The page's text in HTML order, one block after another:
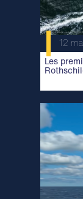
12
Les